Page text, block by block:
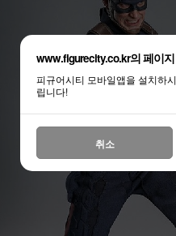
www.figurecity.co.kr의 페이
피규어시티 모바일앱을 설치하
립니다!
취소